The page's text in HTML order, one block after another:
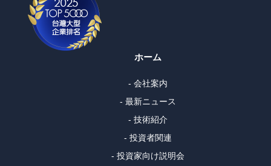
ホーム
- 会社案内
- 最新ニュース
- 技術紹介
- 投資者関連
- 投資家向け説明会